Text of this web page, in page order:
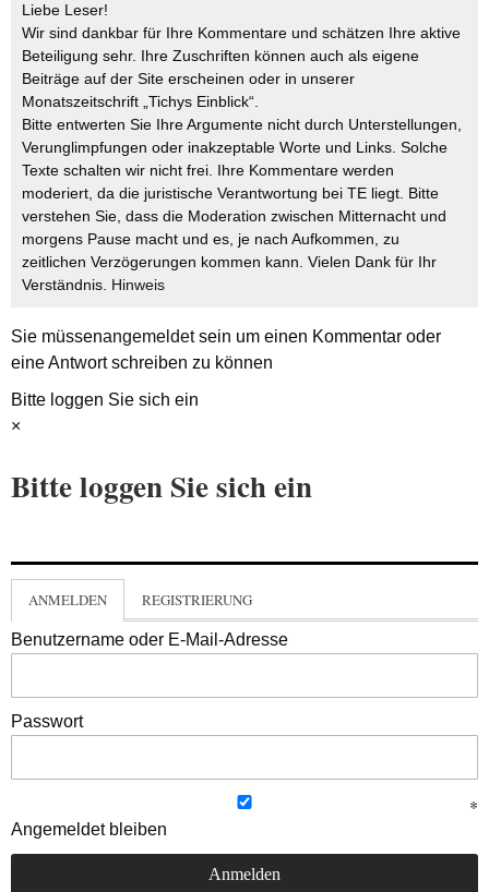
Liebe Leser!
Wir sind dankbar für Ihre Kommentare und schätzen Ihre aktive
Beteiligung sehr. Ihre Zuschriften können auch als eigene
Beiträge auf der Site erscheinen oder in unserer
Monatszeitschrift „Tichys Einblick“.
Bitte entwerten Sie Ihre Argumente nicht durch Unterstellungen,
Verunglimpfungen oder inakzeptable Worte und Links. Solche
Texte schalten wir nicht frei. Ihre Kommentare werden
moderiert, da die juristische Verantwortung bei TE liegt. Bitte
verstehen Sie, dass die Moderation zwischen Mitternacht und
morgens Pause macht und es, je nach Aufkommen, zu
zeitlichen Verzögerungen kommen kann. Vielen Dank für Ihr
Verständnis. Hinweis
Sie müssenangemeldetsein um einen Kommentar oder
eine Antwort schreiben zu können
Bitte loggen Sie sich ein
×
Bitte loggen Sie sich ein
ANMELDEN REGISTRIERUNG
Benutzername oder E-Mail-Adresse
Passwort
Angemeldet bleiben